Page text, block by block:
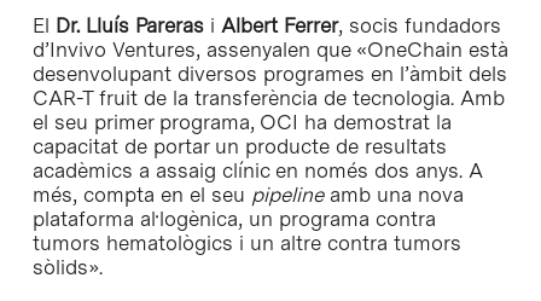
El Dr. Lluís Parerasi Albert Ferrer, socis fundadors
d’Invivo Ventures, assenyalen que «OneChain està
desenvolupant diversos programes en l’àmbit dels
CAR-T fruit de la transferència de tecnologia. Amb
el seu primer programa, OCI ha demostrat la
capacitat de portar un producte de resultats
acadèmics a assaig clínic en només dos anys. A
més, compta en el seu pipelineamb una nova
plataforma al·logènica, un programa contra
tumors hematològics i un altre contra tumors
sòlids».